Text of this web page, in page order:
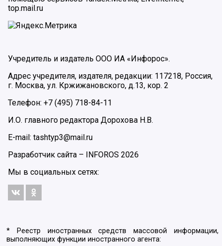
top.mail.ru
Учредитель и издатель ООО ИА «Инфорос».
Адрес учредителя, издателя, редакции: 117218, Россия,
г. Москва, ул. Кржижановского, д.13, кор. 2
Телефон: +7 (495) 718-84-11
И.О. главного редактора Дорохова Н.В.
E-mail: tashtyp3@mail.ru
Разработчик сайта – INFOROS 2026
Мы в социальных сетях:
* Реестр иностранных средств массовой информации,
выполняющих функции иностранного агента: